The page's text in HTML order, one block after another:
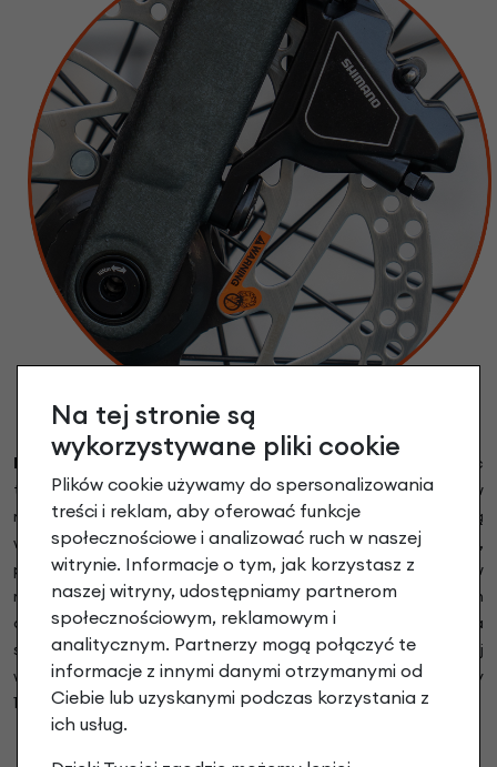
Hydrauliczne hamulce tarczowe Shimano MT201.
Hamulec
tarczowy o dużej, precyzyjnie odmierzonej sile hamowania w
mocnej konstrukcji. Przeciwstawne tłoki zapobiegają
wibracjom. Naturalny olej mineralny jako płyn hydrauliczny,
przyjazny dla środowiska i nie jest toksyczny ani żrący, w
rowerowych hydraulicznych układach hamulcowych
optymalne medium działa. 3-palcowa dźwignia hamulcowa
stanowi punkt odniesienia w branży pod względem przystępnej
wydajności. Tarcze hamulcowe to Shimano RT-54 o średnicy
160mm.
Na tej stronie są
wykorzystywane pliki cookie
Plików cookie używamy do spersonalizowania
treści i reklam, aby oferować funkcje
społecznościowe i analizować ruch w naszej
witrynie. Informacje o tym, jak korzystasz z
naszej witryny, udostępniamy partnerom
społecznościowym, reklamowym i
analitycznym. Partnerzy mogą połączyć te
informacje z innymi danymi otrzymanymi od
Ciebie lub uzyskanymi podczas korzystania z
ich usług.